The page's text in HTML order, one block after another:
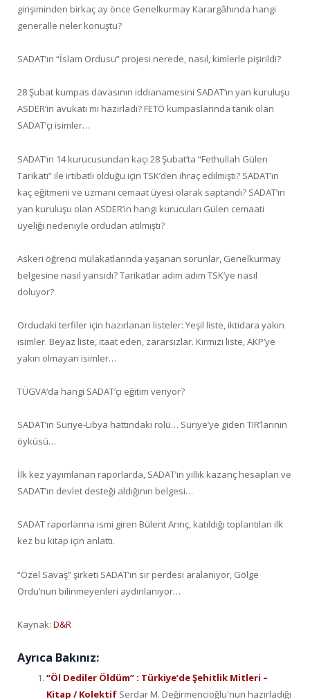
girişiminden birkaç ay önce Genelkurmay Karargâhında hangi
generalle neler konuştu?
SADAT’ın “İslam Ordusu” projesi nerede, nasıl, kimlerle pişirildi?
28 Şubat kumpas davasının iddianamesini SADAT’ın yan kuruluşu
ASDER’in avukatı mı hazırladı? FETÖ kumpaslarında tanık olan
SADAT’çı isimler…
SADAT’ın 14 kurucusundan kaçı 28 Şubat’ta “Fethullah Gülen
Tarikatı” ile irtibatlı olduğu için TSK’den ihraç edilmişti? SADAT’ın
kaç eğitmeni ve uzmanı cemaat üyesi olarak saptandı? SADAT’ın
yan kuruluşu olan ASDER’in hangi kurucuları Gülen cemaati
üyeliği nedeniyle ordudan atılmıştı?
Askeri öğrenci mülakatlarında yaşanan sorunlar, Genelkurmay
belgesine nasıl yansıdı? Tarikatlar adım adım TSK’ye nasıl
doluyor?
Ordudaki terfiler için hazırlanan listeler: Yeşil liste, iktidara yakın
isimler. Beyaz liste, itaat eden, zararsızlar. Kırmızı liste, AKP’ye
yakın olmayan isimler…
TÜGVA’da hangi SADAT’çı eğitim veriyor?
SADAT’ın Suriye-Libya hattındaki rolü… Suriye’ye giden TIR’larının
öyküsü…
İlk kez yayımlanan raporlarda, SADAT’ın yıllık kazanç hesapları ve
SADAT’ın devlet desteği aldığının belgesi…
SADAT raporlarına ismi giren Bülent Arınç, katıldığı toplantıları ilk
kez bu kitap için anlattı.
“Özel Savaş” şirketi SADAT’ın sır perdesi aralanıyor, Gölge
Ordu’nun bilinmeyenleri aydınlanıyor…
Kaynak: D&R
Ayrıca Bakınız:
“Öl Dediler Öldüm” : Türkiye’de Şehitlik Mitleri –
Kitap / Kolektif Serdar M. Değirmencioğlu'nun hazırladığı